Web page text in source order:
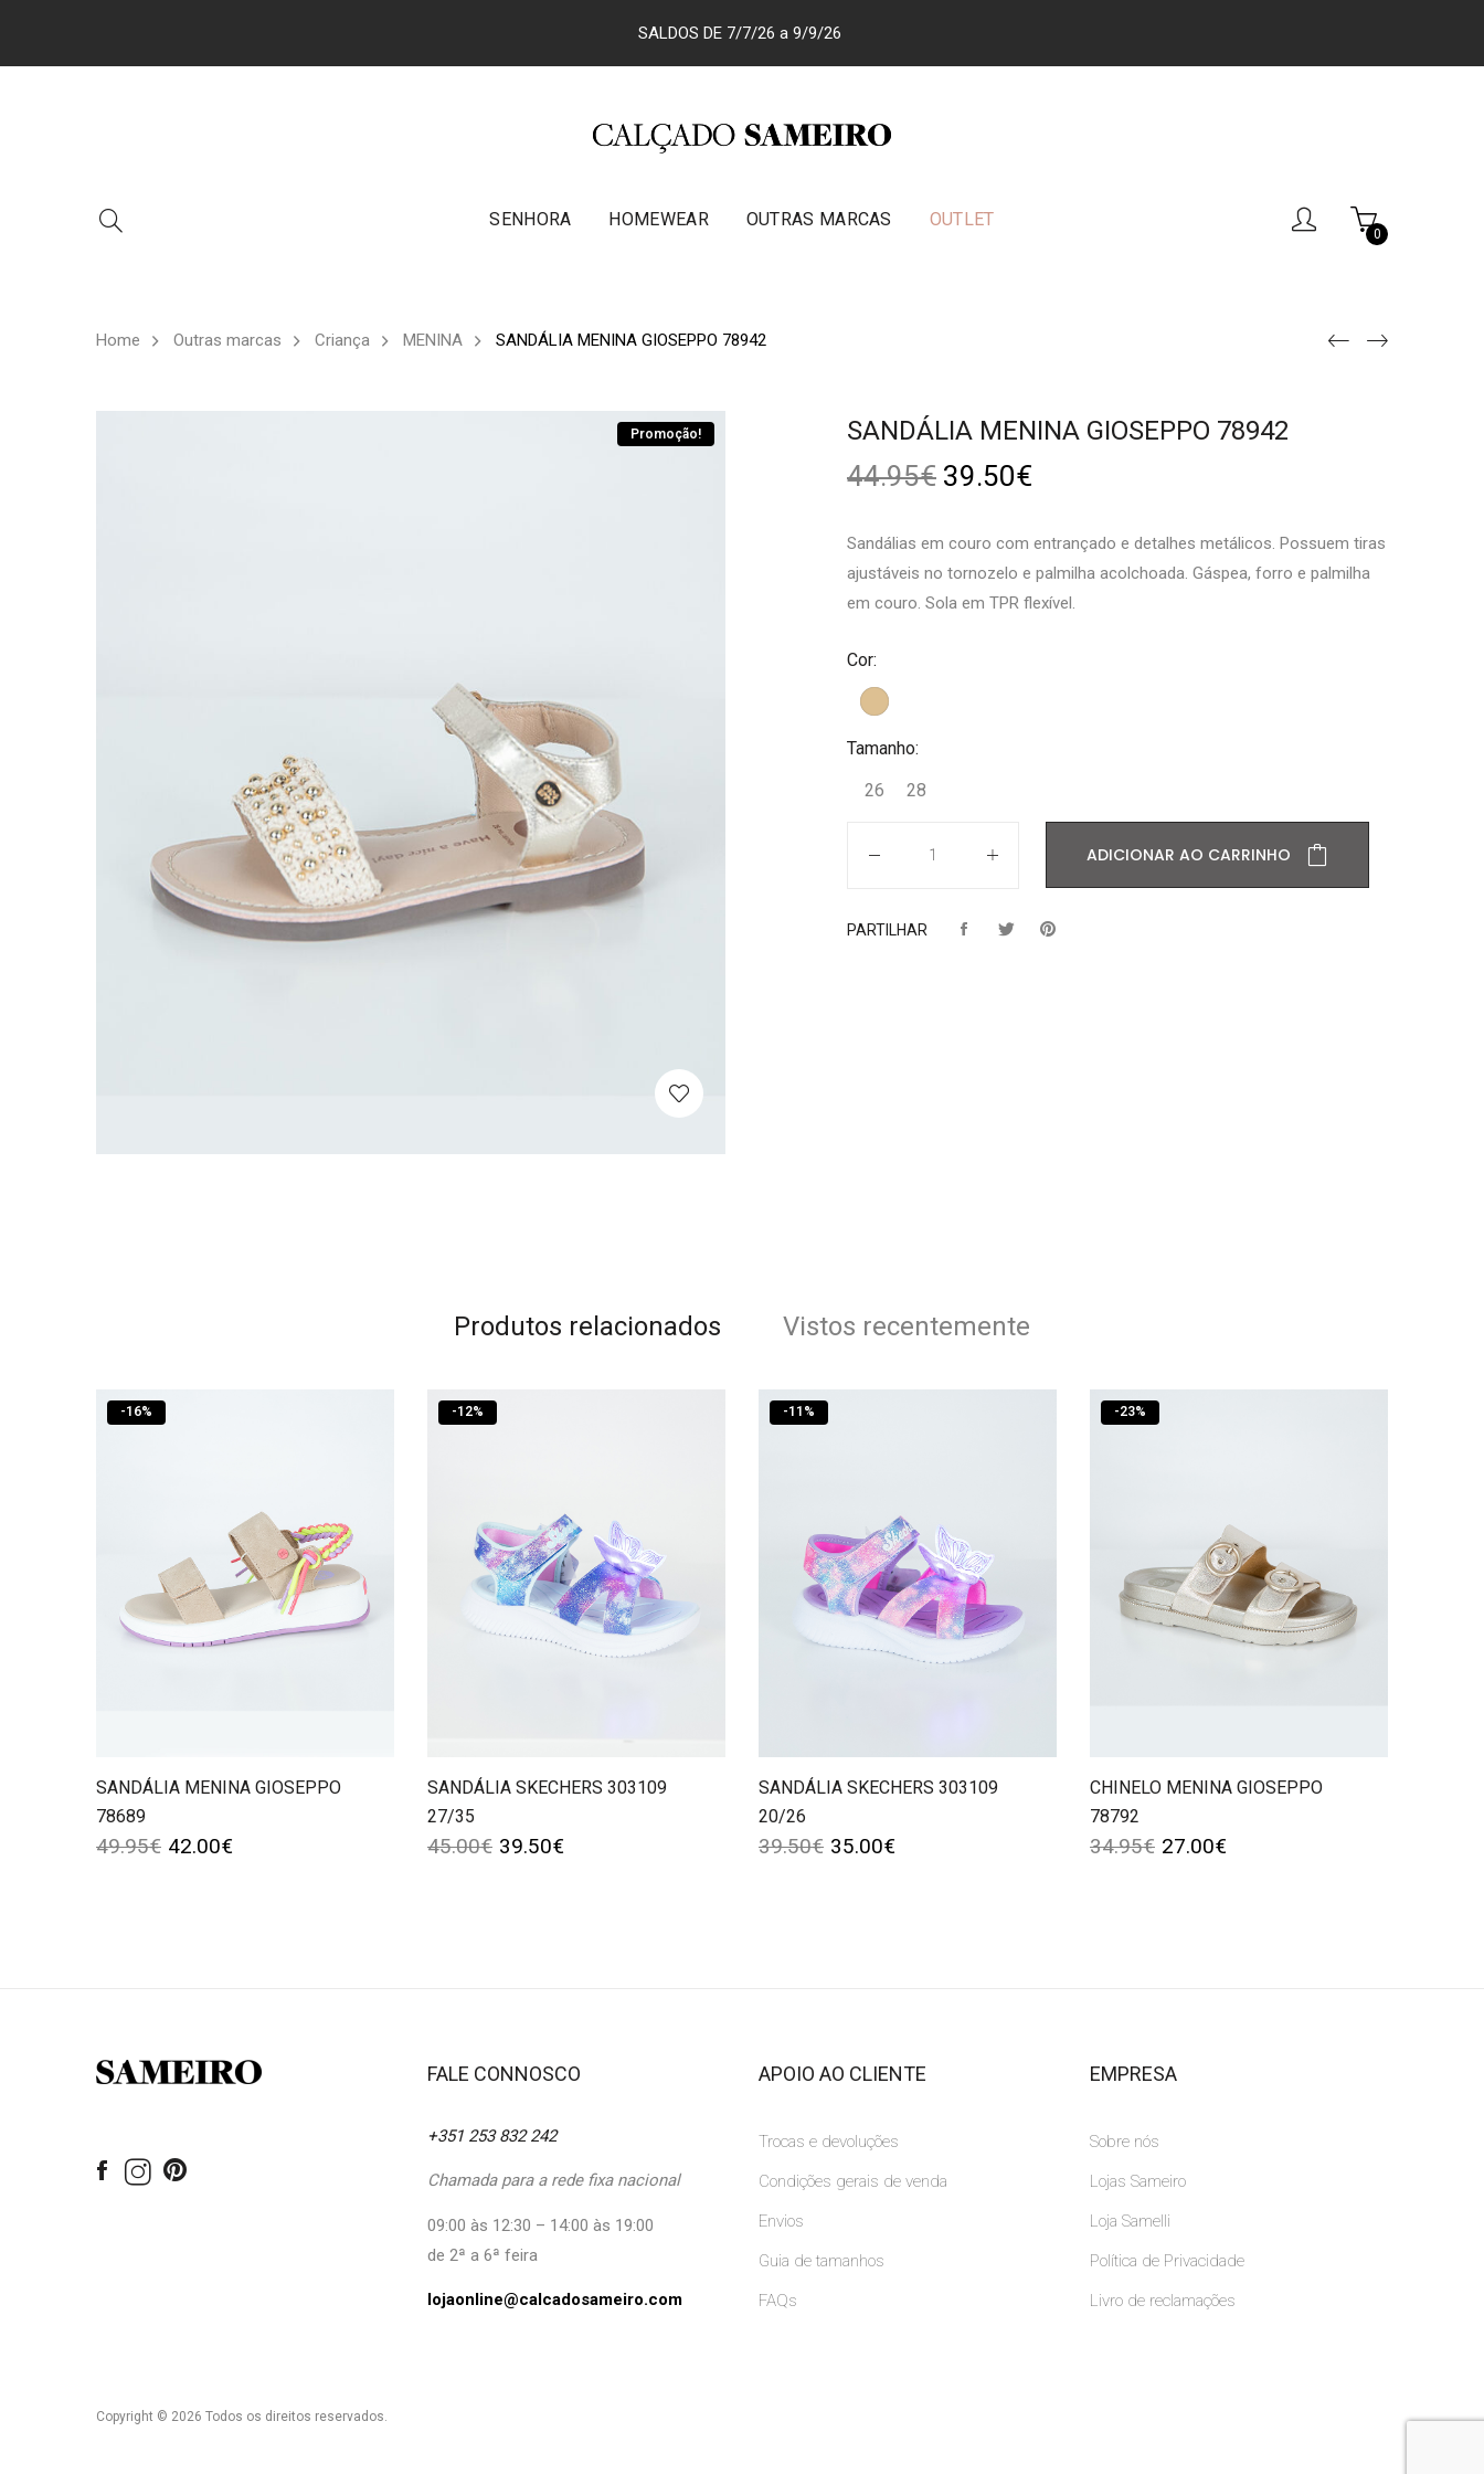
SALDOS DE 7/7/26 a 9/9/26
SENHORA HOMEWEAR OUTRAS MARCAS OUTLET
0
Home Outras marcas Criança MENINA SANDÁLIA MENINA GIOSEPPO 78942
Promoção! SANDÁLIA MENINA GIOSEPPO 78942
44.95€ 39.50€
Sandálias em couro com entrançado e detalhes metálicos. Possuem tiras
ajustáveis no tornozelo e palmilha acolchoada. Gáspea, forro e palmilha
em couro. Sola em TPR flexível.
Cor:
Tamanho:
26
28
ADICIONAR AO CARRINHO
PARTILHAR
Produtos relacionados Vistos recentemente
-16%
SANDÁLIA MENINA GIOSEPPO
78689
49.95€ 42.00€
-12%
SANDÁLIA SKECHERS 303109
27/35
45.00€ 39.50€
-11 %
SANDÁLIA SKECHERS 303109
20/26
39.50€ 35.00€
-23%
CHINELO MENINA GIOSEPPO
78792
34.95€ 27.00€
FALE CONNOSCO
+351 253 832 242
Chamada para a rede fixa nacional
09:00 às 12:30 – 14:00 às 19:00
de 2ª a 6ª feira
lojaonline@calcadosameiro.com
APOIO AO CLIENTE
Trocas e devoluções
Condições gerais de venda
Envios
Guia de tamanhos
FAQs
EMPRESA
Sobre nós
Lojas Sameiro
Loja Samelli
Política de Privacidade
Livro de reclamações
Copyright © 2026 Todos os direitos reservados.